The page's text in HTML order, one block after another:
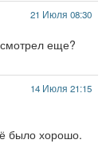
21 Июля 08:30
еще?
14 Июля 21:15
было хорошо.